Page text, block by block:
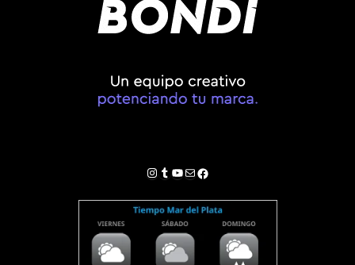
Instagram
Tumblr
YouTube
Correo electrónico
Facebook